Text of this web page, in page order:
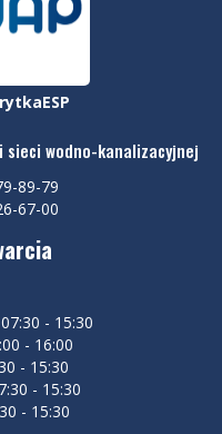
sieci wodno-kanalizacyjnej
89-79
67-00
- 15:30
- 16:00
- 15:30
- 15:30
- 15:30